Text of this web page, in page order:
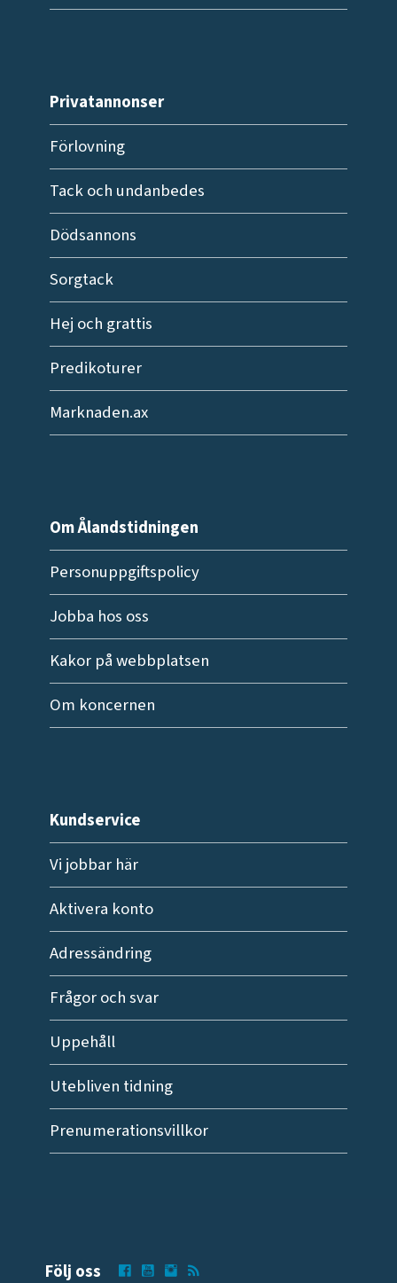
Privatannonser
Förlovning
Tack och undanbedes
Dödsannons
Sorgtack
Hej och grattis
Predikoturer
Marknaden.ax
Om Ålandstidningen
Personuppgiftspolicy
Jobba hos oss
Kakor på webbplatsen
Om koncernen
Kundservice
Vi jobbar här
Aktivera konto
Adressändring
Frågor och svar
Uppehåll
Utebliven tidning
Prenumerationsvillkor
Följ oss